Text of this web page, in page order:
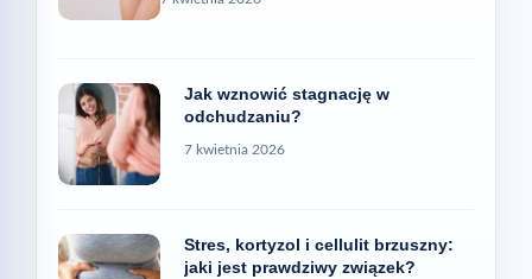
Jak wznowić stagnację w
odchudzaniu?
7 kwietnia 2026
Stres, kortyzol i cellulit brzuszny:
jaki jest prawdziwy związek?